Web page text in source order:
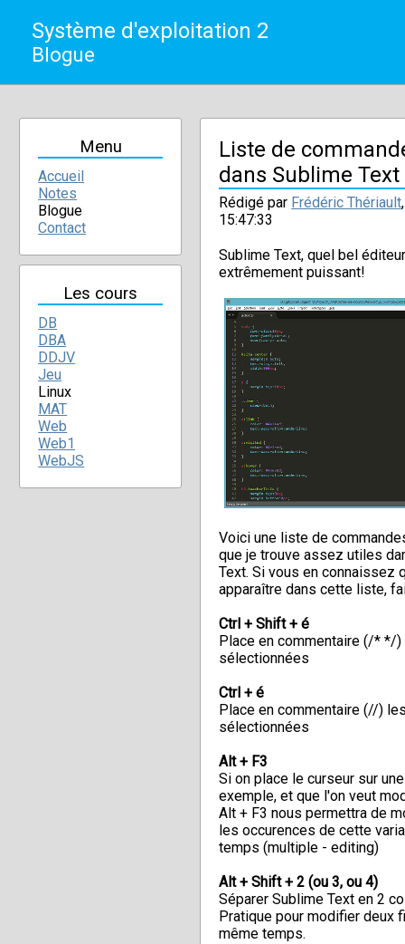
Système d'exploitation 2
Blogue
Menu
Accueil
Notes
Blogue
Contact
Les cours
DB
DBA
DDJV
Jeu
Linux
MAT
Web
Web1
WebJS
Liste de
dans Sublime Text
Rédigé par Frédéric Thériault
15:47:33
Sublime Text, quel bel
extrêmement puissant!
Voici une liste de
que je trouve assez utiles
Text. Si vous en connaissez
apparaître dans cette liste,
Ctrl + Shift + é
Place en commentaire (/* */
sélectionnées
Ctrl + é
Place en commentaire (//)
sélectionnées
Alt + F3
Si on place le curseur sur
exemple, et que l'on veut
Alt + F3 nous permettra de
les occurences de cette
temps (multiple - editing)
Alt + Shift + 2 (ou 3, ou 4)
Séparer Sublime Text en 2
Pratique pour modifier deux
même temps.